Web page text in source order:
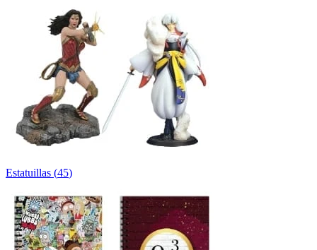
Estatuillas (45)